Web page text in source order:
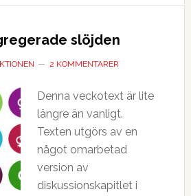
slöjden
2 KOMMENTARER
Denna veckotext är lite
längre än vanligt.
Texten utgörs av en
något omarbetad
version av
diskussionskapitlet i